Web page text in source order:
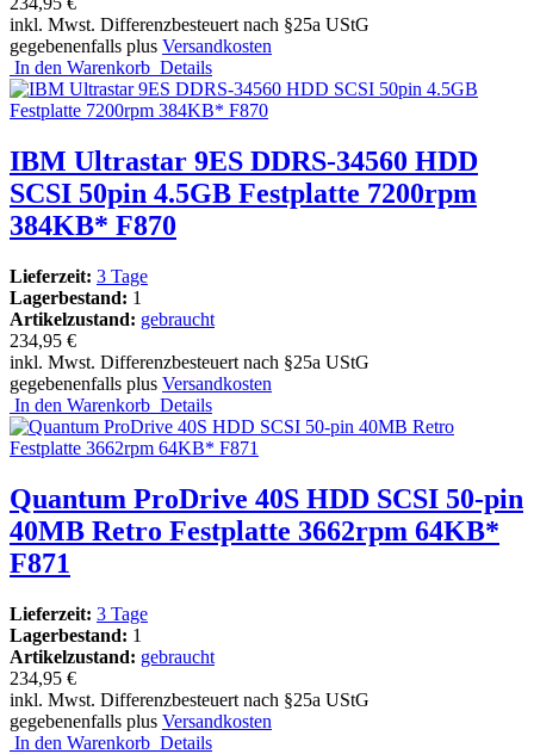
inkl. Mwst. Differenzbesteuert nach §25a UStG
gegebenenfalls plus Versandkosten
In den Warenkorb Details
IBM Ultrastar 9ES DDRS-34560 HDD
SCSI 50pin 4.5GB Festplatte 7200rpm
384KB* F870
Lieferzeit: 3 Tage
Lagerbestand: 1
Artikelzustand: gebraucht
234,95 €
inkl. Mwst. Differenzbesteuert nach §25a UStG
gegebenenfalls plus Versandkosten
In den Warenkorb Details
Quantum ProDrive 40S HDD SCSI 50-pin
40MB Retro Festplatte 3662rpm 64KB*
F871
Lieferzeit: 3 Tage
Lagerbestand: 1
Artikelzustand: gebraucht
234,95 €
inkl. Mwst. Differenzbesteuert nach §25a UStG
gegebenenfalls plus Versandkosten
In den Warenkorb Details